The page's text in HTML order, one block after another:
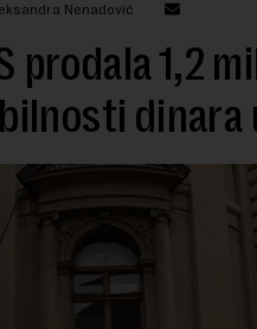
Nenadović
prodala 1,2
dinara